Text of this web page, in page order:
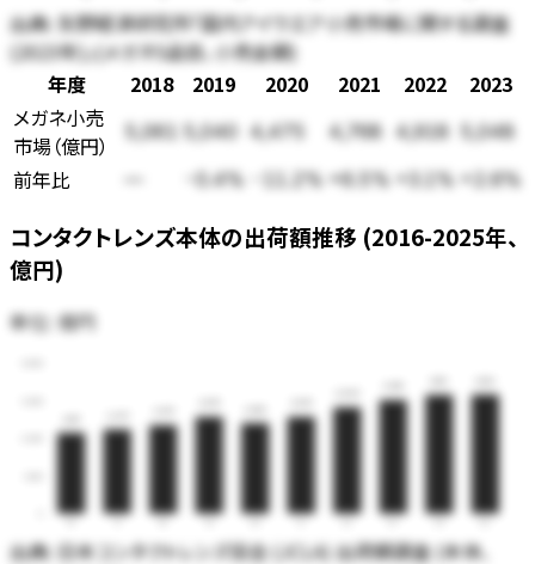
出典:矢野経済研究所「国内アイウエア小売市場に関する調査
(2023年)」(メガネ5品目、小売金額)
年度
2018 2019 2020 2021 2022
2023
メガネ小売
市場 （億円） 5,061 5,040 4,475 4,768 4,918 5,048
前年比 -0.4% -11.2% +6.5% +3.1% +2.6%
コンタクトレンズ本体の出荷額推移 (2016-2025年、
億円)
単位:億円
出典:日本コンタクトレンズ協会 (JCLA) 出荷額調査 (本体、